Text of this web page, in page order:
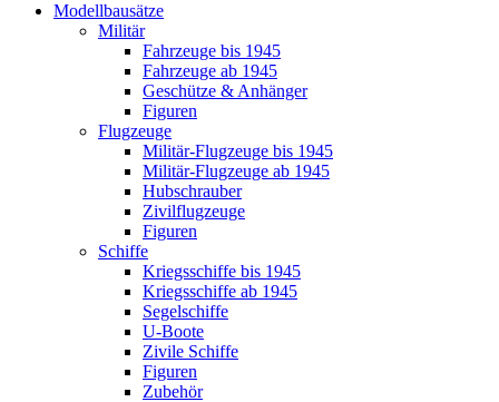
Modellbausätze
Militär
Fahrzeuge bis 1945
Fahrzeuge ab 1945
Geschütze & Anhänger
Figuren
Flugzeuge
Militär-Flugzeuge bis 1945
Militär-Flugzeuge ab 1945
Hubschrauber
Zivilflugzeuge
Figuren
Schiffe
Kriegsschiffe bis 1945
Kriegsschiffe ab 1945
Segelschiffe
U-Boote
Zivile Schiffe
Figuren
Zubehör